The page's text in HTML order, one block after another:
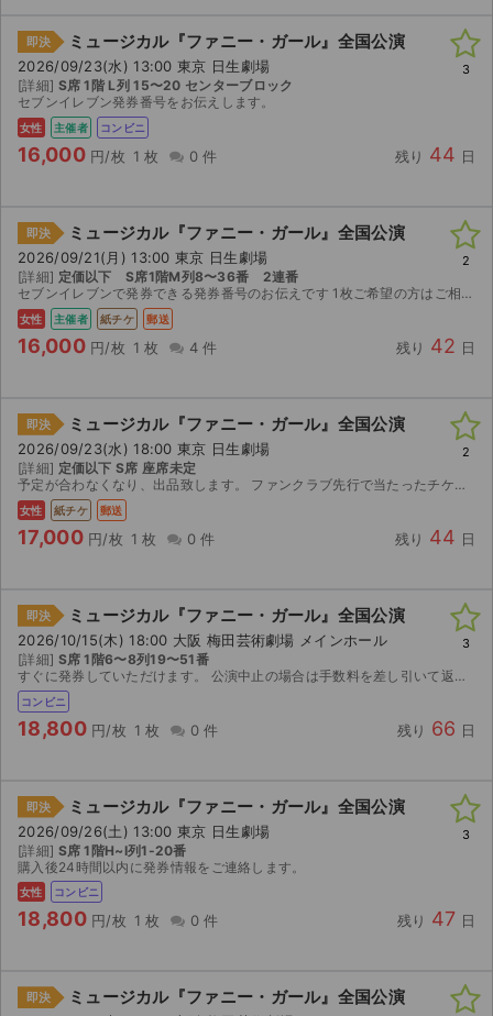
即決 ミュージカル『ファニー・ガール』全国公演
2026/09/23(水) 13:00 東京 日生劇場
[詳細] S席 1階 L列 15〜20 センターブロック
セブンイレブン発券番号をお伝えします。
女性 主催者 コンビニ
16,000 円/枚 1 枚 0 件 残り 44 日
3
即決 ミュージカル『ファニー・ガール』全国公演
2026/09/21(月) 13:00 東京 日生劇場
[詳細] 定価以下 S席1階M列8〜36番 2連番
セブンイレブンで発券できる発券番号のお伝えです 1枚ご希望の方はご相談ください
女性 主催者 紙チケ 郵送
16,000 円/枚 1 枚 4 件 残り 42 日
2
即決 ミュージカル『ファニー・ガール』全国公演
2026/09/23(水) 18:00 東京 日生劇場
[詳細] 定価以下 S席 座席未定
予定が合わなくなり、出品致します。 ファンクラブ先行で当たったチケットのため、 出品者の手元に届き次第、購入者に発送いたします。 （公演日の約3週間ほど前に、購入元から発送され、出品者の手元に届...
女性 紙チケ 郵送
17,000 円/枚 1 枚 0 件 残り 44 日
2
即決 ミュージカル『ファニー・ガール』全国公演
2026/10/15(木) 18:00 大阪 梅田芸術劇場 メインホール
[詳細] S席 1階6〜8列19〜51番
すぐに発券していただけます。 公演中止の場合は手数料を差し引いて返金させていただきます。
コンビニ
18,800 円/枚 1 枚 0 件 残り 66 日
3
即決 ミュージカル『ファニー・ガール』全国公演
2026/09/26(土) 13:00 東京 日生劇場
[詳細] S席 1階H~I列1-20番
購入後24時間以内に発券情報をご連絡します。
女性 コンビニ
18,800 円/枚 1 枚 0 件 残り 47 日
3
即決 ミュージカル『ファニー・ガール』全国公演